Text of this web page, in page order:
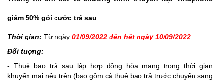
giảm 50% gói cước trả sau
Thời gian: Từ ngày 01/09/2022 đến hết ngày 10/09/2022
Đối tượng:
- Thuê bao trả sau lập hợp đồng hòa mạng trong thời gian
khuyến mại nêu trên (bao gồm cả thuê bao trả trước chuyển sang